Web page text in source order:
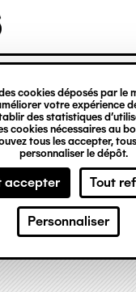
cookies déposés par le
votre expérience
des statistiques
cookies nécessaires au
tous les accepter,
personnaliser le dépôt.
accepter Tout
Personnaliser